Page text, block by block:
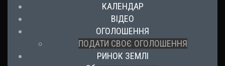
КАЛЕНДАР
ВІДЕО
ОГОЛОШЕННЯ
ПОДАТИ СВОЄ ОГОЛОШЕННЯ
РИНОК ЗЕМЛІ